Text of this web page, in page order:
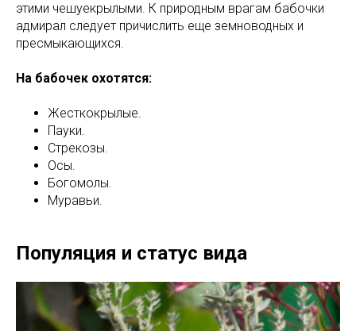
этими чешуекрылыми. К природным врагам бабочки
адмирал следует причислить еще земноводных и
пресмыкающихся.
На бабочек охотятся:
Жесткокрылые.
Пауки.
Стрекозы.
Осы.
Богомолы.
Муравьи.
Популяция и статус вида